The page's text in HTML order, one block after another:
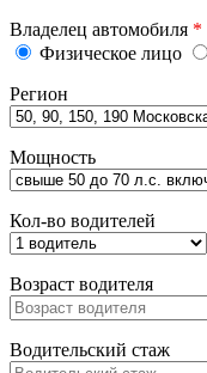
Владелец автомобиля *
Физическое лицо
Регион
Мощность
Кол-во водителей
Возраст водителя
Водительский стаж